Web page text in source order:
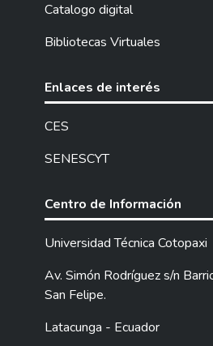
Catalogo digital
Bibliotecas Virtuales
Enlaces de interés
CES
SENESCYT
Centro de Información
Universidad Técnica Cotopaxi
Av. Simón Rodríguez s/n
San Felipe.
Latacunga - Ecuador